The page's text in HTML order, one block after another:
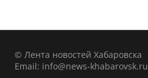
© Лента новостей Хабаровска
Email: info@news-khabarovsk.ru